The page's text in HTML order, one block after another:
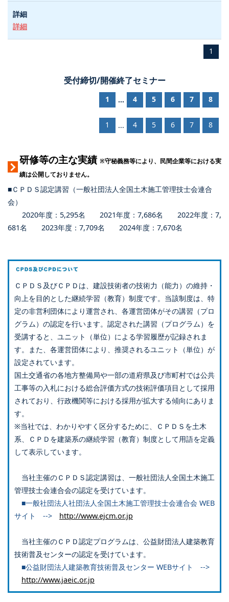
詳細
1
受付締切/開催終了セミナー
1 ... 4 5 6 7 8
1 ... 4 5 6 7 8
研修等の主な実績 ※守秘義務等により、民間企業等における実
績は公開しておりません。
■ＣＰＤＳ認定講習（一般社団法人全国土木施工管理技士会連合
会）
2020年度：5,295名 2021年度：7,686名 2022年度：7,
681名 2023年度：7,709名 2024年度：7,670名
ＣＰＤＳ及びＣＰＤは、建設技術者の技術力（能力）の維持・
向上を目的とした継続学習（教育）制度です。当該制度は、特
定の非営利団体により運営され、各運営団体がその講習（プロ
グラム）の認定を行います。認定された講習（プログラム）を
受講すると、ユニット（単位）による学習履歴が記録されま
す。また、各運営団体により、推奨されるユニット（単位）が
設定されています。
国土交通省の各地方整備局や一部の道府県及び市町村では公共
工事等の入札における総合評価方式の技術評価項目として採用
されており、行政機関等における採用が拡大する傾向にありま
す。
※当社では、わかりやすく区分するために、ＣＰＤＳを土木
系、ＣＰＤを建築系の継続学習（教育）制度として用語を定義
して表示しています。
当社主催のＣＰＤＳ認定講習は、一般社団法人全国土木施工
管理技士会連合会の認定を受けています。
■一般社団法人社団法人全国土木施工管理技士会連合会 WEB
サイト --> http://www.ejcm.or.jp
当社主催のＣＰＤ認定プログラムは、公益財団法人建築教育
技術普及センターの認定を受けています。
■公益財団法人建築教育技術普及センター WEBサイト -->
http://www.jaeic.or.jp